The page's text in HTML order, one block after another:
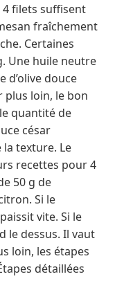
4 filets suffisent
fraîchement
Certaines
Une huile neutre
d’olive douce
plus loin, le bon
quantité de
césar
texture. Le
recettes pour 4
50 g de
Si le
vite. Si le
le dessus. Il vaut
loin, les étapes
détaillées